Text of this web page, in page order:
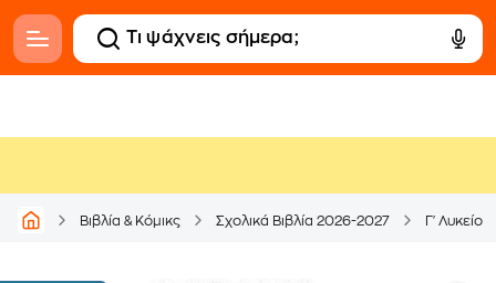
Βιβλία & Κόμικς Σχολικά Βιβλία 2026-2027 Γ' Λυκείου